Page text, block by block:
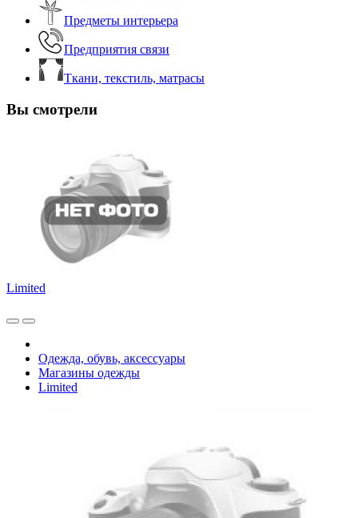
Предметы интерьера
Предприятия связи
Ткани, текстиль, матрасы
Вы смотрели
Limited
Одежда, обувь, аксессуары
Магазины одежды
Limited